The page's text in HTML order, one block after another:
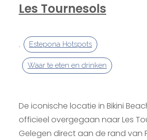
Les Tournesols
Estepona Hotspots
,
Waar te eten en drinken
De iconische locatie in Bikini
officieel overgegaan naar Les
Gelegen direct aan de rand van